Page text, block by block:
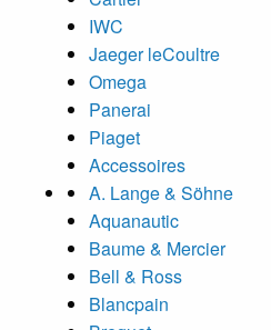
IWC
Jaeger leCoultre
Omega
Panerai
Piaget
Accessoires
A. Lange & Söhne
Aquanautic
Baume & Mercier
Bell & Ross
Blancpain